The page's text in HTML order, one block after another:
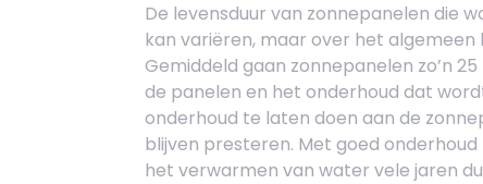
De levensduur van zonnepanelen die
kan variëren, maar over het
Gemiddeld gaan zonnepanelen zo’n
de panelen en het onderhoud dat
onderhoud te laten doen aan de
blijven presteren. Met goed
het verwarmen van water vele jaren